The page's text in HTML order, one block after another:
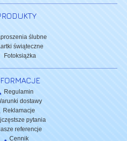
ślubne
świąteczne
Fotoksiążka
Regulamin
dostawy
Reklamacje
pytania
referencje
Cennik